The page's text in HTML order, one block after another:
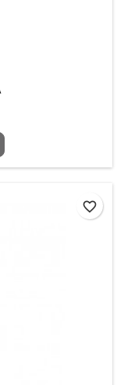
favorite_border